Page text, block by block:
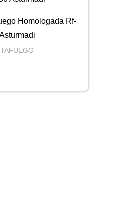
Homologada Rf-